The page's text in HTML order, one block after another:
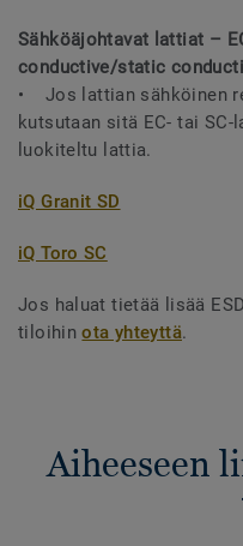
Sähköäjohtavat lattiat –
conductive/static
• Jos lattian sähköinen
kutsutaan sitä EC- tai SC-
luokiteltu lattia.
iQ Granit SD
iQ Toro SC
Jos haluat tietää lisää
tiloihinota yhteyttä.
Aiheeseen